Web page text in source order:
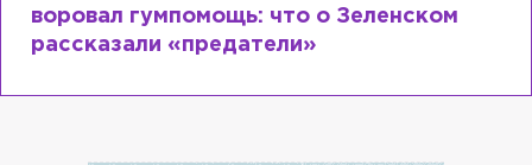
Лазаревым: как Лера Кудрявцева
сходит с ума